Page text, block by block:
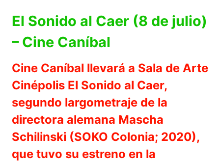
El Sonido al Caer (8 de julio)
– Cine Caníbal
Cine Caníbal llevará a Sala de Arte
Cinépolis El Sonido al Caer,
segundo largometraje de la
directora alemana Mascha
Schilinski (SOKO Colonia; 2020),
que tuvo su estreno en la